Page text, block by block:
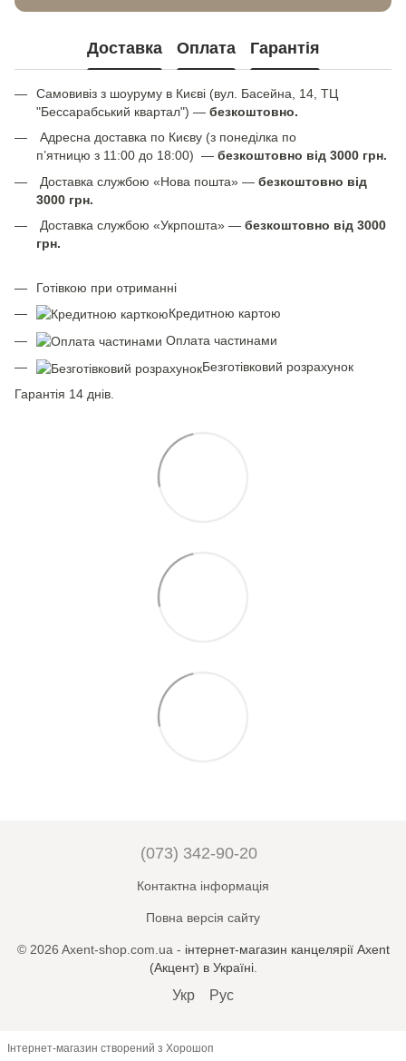
Доставка Оплата Гарантія
Самовивіз з шоуруму в Києві (вул. Басейна, 14, ТЦ
"Бессарабський квартал") — безкоштовно.
Адресна доставка по Києву (з понеділка по
п’ятницю з 11:00 до 18:00) — безкоштовно від 3000 грн.
Доставка службою «Нова пошта» — безкоштовно від
3000 грн.
Доставка службою «Укрпошта» — безкоштовно від 3000
грн.
Готівкою при отриманні
Кредитною картою
Оплата частинами
Безготівковий розрахунок
Гарантія 14 днів.
(073) 342-90-20
Контактна інформація
Повна версія сайту
© 2026 Axent-shop.com.ua - iнтернет-магазин канцелярії Axent
(Акцент) в Україні.
Укр Рус
Інтернет-магазин створений з Хорошоп